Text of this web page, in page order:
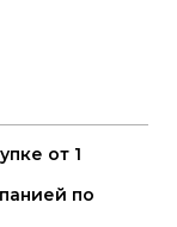
от 1
по